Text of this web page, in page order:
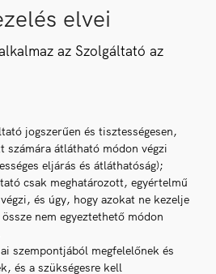
elvei
az Szolgáltató az
jogszerűen és tisztességesen,
számára átlátható módon végzi
eljárás és átláthatóság);
csak meghatározott, egyértelmű
és úgy, hogy azokat ne kezelje
nem egyeztethető módon
szempontjából megfelelőnek és
és a szükségesre kell